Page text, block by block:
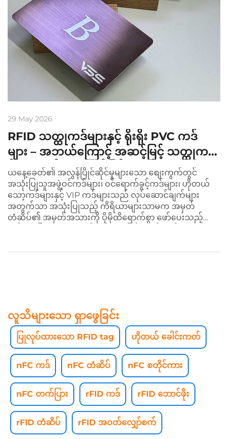
29 May 2026
RFID သတ္ထုကဒ်များနှင့် ရိုးရိုး PVC ကဒ်
များ – အဘယ်ကြောင့် အဆင့်မြင့် သတ္ထုက
ဒ်များသည် အနာဂတ်ဖြစ်သနည်း
ယနေ့ခေတ်၏ အလွန်ပြိုင်ဆိုင်မှုများသော စျေးကွက်တွင်
အသုံးပြုသူအဖွဲ့ဝင်ကဒ်များ၊ ဝင်ရောက်ခွင့်ကဒ်များ၊ ဟိုတယ်
သော့ကဒ်များနှင့် VIP ကဒ်များသည် လုပ်ဆောင်ချက်များ
အတွက်သာ အသုံးပြုသည့် ကိရိယာများသာမက အမှတ်
တံဆိပ်၏ အမှတ်အသားကို ပိုမိုထိရောက်စွာ ဖော်ပေးသည့်
လူသိများသော ရှာဖွေခြင်း
ပြုလုပ်ထားသော RFID tag ဟိုတယ် ခေါင်းကတ်
nFC ကဒ် nFC တံဆိပ် nFC စတိုင်ကား
nFC တက်ပြား rFID ကဒ် rFID ဘောင်ဖိုး
rFID တံဆိပ် rFID အဝတ်လျှော်စက်